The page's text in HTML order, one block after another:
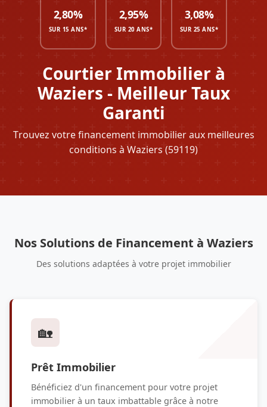
Courtier Immobilier à
Waziers - Meilleur Taux
Garanti
Trouvez votre financement immobilier aux meilleures
conditions à Waziers (59119)
2,80%
SUR 15 ANS*
2,95%
SUR 20 ANS*
3,08%
SUR 25 ANS*
Nos Solutions de Financement à Waziers
Des solutions adaptées à votre projet immobilier
🏡
Prêt Immobilier
Bénéficiez d'un financement pour votre projet
immobilier à un taux imbattable grâce à notre